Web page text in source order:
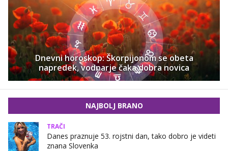
Dnevni horoskop: Škorpijonom se obeta
napredek, vodnarje čaka dobra novica
NAJBOLJ BRANO
TRAČI
Danes praznuje 53. rojstni dan, tako dobro je videti
znana Slovenka